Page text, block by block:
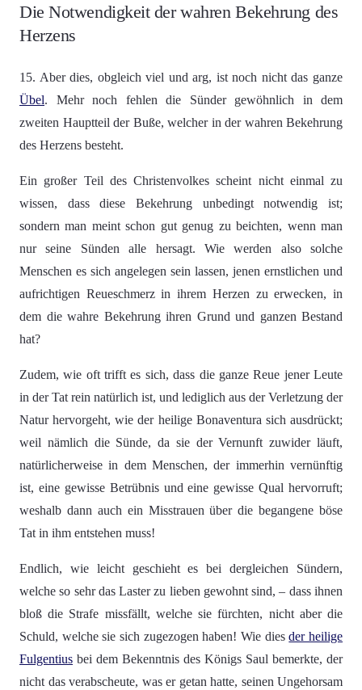
Die Notwendigkeit der wahren Bekehrung des
Herzens
15. Aber dies, obgleich viel und arg, ist noch nicht das ganze
Übel. Mehr noch fehlen die Sünder gewöhnlich in dem
zweiten Hauptteil der Buße, welcher in der wahren Bekehrung
des Herzens besteht.
Ein großer Teil des Christenvolkes scheint nicht einmal zu
wissen, dass diese Bekehrung unbedingt notwendig ist;
sondern man meint schon gut genug zu beichten, wenn man
nur seine Sünden alle hersagt. Wie werden also solche
Menschen es sich angelegen sein lassen, jenen ernstlichen und
aufrichtigen Reueschmerz in ihrem Herzen zu erwecken, in
dem die wahre Bekehrung ihren Grund und ganzen Bestand
hat?
Zudem, wie oft trifft es sich, dass die ganze Reue jener Leute
in der Tat rein natürlich ist, und lediglich aus der Verletzung der
Natur hervorgeht, wie der heilige Bonaventura sich ausdrückt;
weil nämlich die Sünde, da sie der Vernunft zuwider läuft,
natürlicherweise in dem Menschen, der immerhin vernünftig
ist, eine gewisse Betrübnis und eine gewisse Qual hervorruft;
weshalb dann auch ein Misstrauen über die begangene böse
Tat in ihm entstehen muss!
Endlich, wie leicht geschieht es bei dergleichen Sündern,
welche so sehr das Laster zu lieben gewohnt sind, – dass ihnen
bloß die Strafe missfällt, welche sie fürchten, nicht aber die
Schuld, welche sie sich zugezogen haben! Wie diesder heilige
Fulgentius bei dem Bekenntnis des Königs Saul bemerkte, der
nicht das verabscheute, was er getan hatte, seinen Ungehorsam